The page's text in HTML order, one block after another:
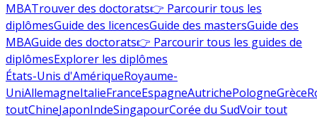
MBATrouver des doctorats👉 Parcourir tous les
diplômesGuide des licencesGuide des mastersGuide des
MBAGuide des doctorats👉 Parcourir tous les guides de
diplômesExplorer les diplômes
États-Unis d'AmériqueRoyaume-
UniAllemagneItalieFranceEspagneAutrichePologneGrèce
toutChineJaponIndeSingapourCorée du SudVoir tout